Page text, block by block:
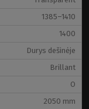
1385–1410
1400
Durys dešinėje
Brillant
O
2050 mm